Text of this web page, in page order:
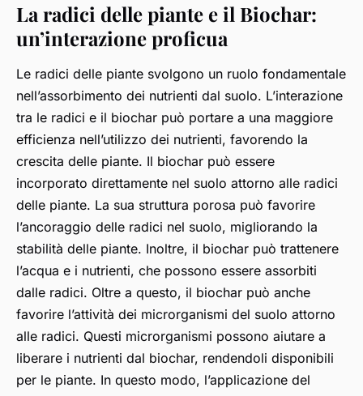
La radici delle piante e il Biochar:
un’interazione proficua
Le radici delle piante svolgono un ruolo fondamentale
nell’assorbimento dei nutrienti dal suolo. L’interazione
tra le radici e il biochar può portare a una maggiore
efficienza nell’utilizzo dei nutrienti, favorendo la
crescita delle piante. Il biochar può essere
incorporato direttamente nel suolo attorno alle radici
delle piante. La sua struttura porosa può favorire
l’ancoraggio delle radici nel suolo, migliorando la
stabilità delle piante. Inoltre, il biochar può trattenere
l’acqua e i nutrienti, che possono essere assorbiti
dalle radici. Oltre a questo, il biochar può anche
favorire l’attività dei microrganismi del suolo attorno
alle radici. Questi microrganismi possono aiutare a
liberare i nutrienti dal biochar, rendendoli disponibili
per le piante. In questo modo, l’applicazione del